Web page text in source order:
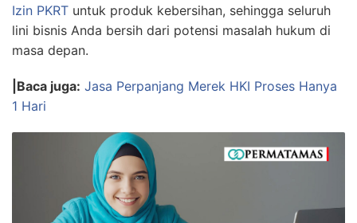
Izin PKRT untuk produk kebersihan, sehingga seluruh
lini bisnis Anda bersih dari potensi masalah hukum di
masa depan.
|Baca juga: Jasa Perpanjang Merek HKI Proses Hanya
1 Hari